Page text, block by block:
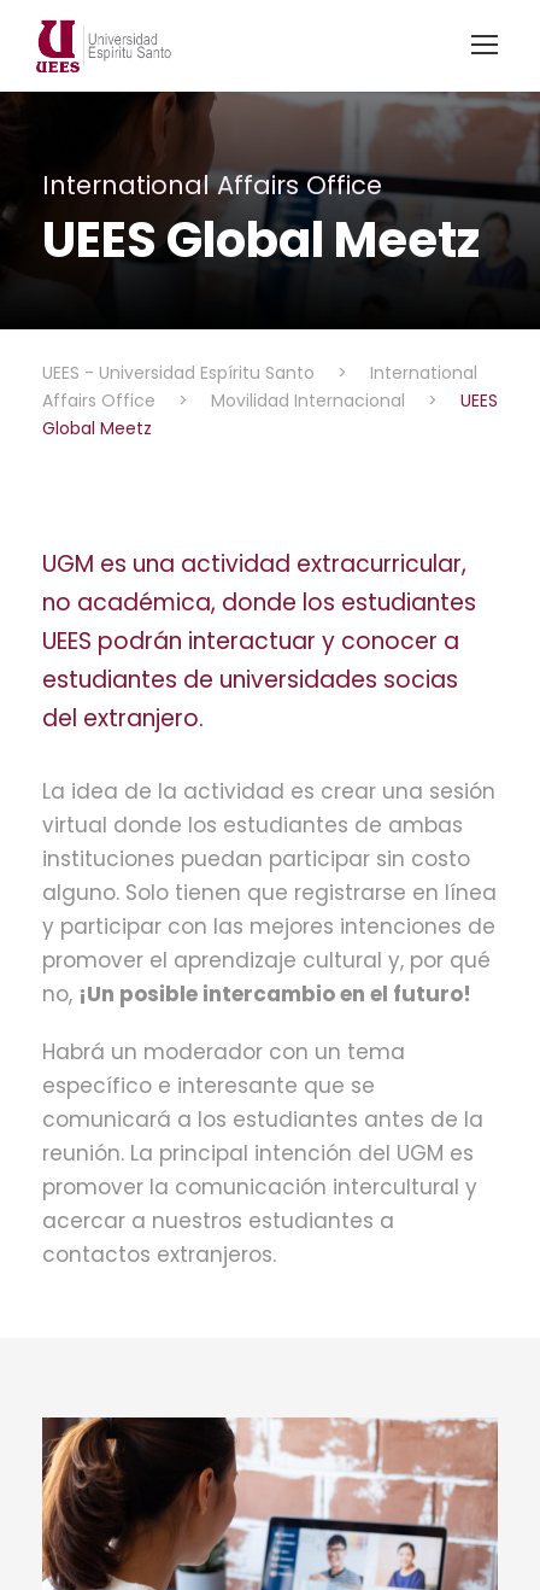
International Affairs Office
UEES Global Meetz
UEES - Universidad Espíritu Santo >
International
Affairs Office
> Movilidad Internacional >
UEES
Global Meetz
UGM es una actividad extracurricular,
no académica, donde los estudiantes
UEES podrán interactuar y conocer a
estudiantes de universidades socias
del extranjero.
La idea de la actividad es crear una sesión
virtual donde los estudiantes de ambas
instituciones puedan participar sin costo
alguno. Solo tienen que registrarse en línea
y participar con las mejores intenciones de
promover el aprendizaje cultural y, por qué
no, ¡Un posible intercambio en el futuro!
Habrá un moderador con un tema
específico e interesante que se
comunicará a los estudiantes antes de la
reunión. La principal intención del UGM es
promover la comunicación intercultural y
acercar a nuestros estudiantes a
contactos extranjeros.